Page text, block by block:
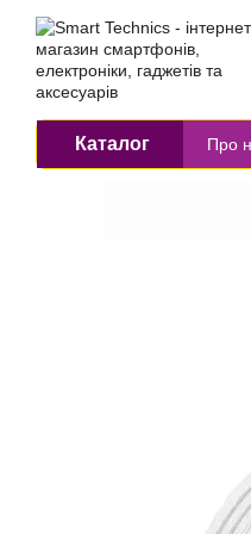
Перейти до основного
Каталог Про